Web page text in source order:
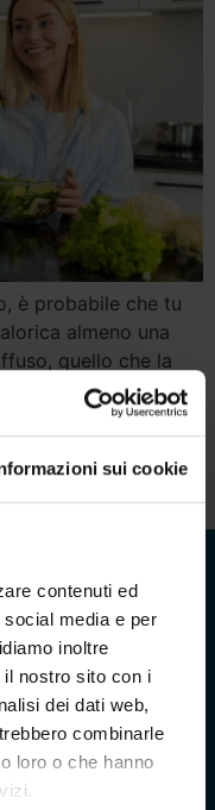
sui cookie
contenuti ed
media e per
inoltre
nostro sito con i
dei dati web,
combinarle
loro o che hanno
è probabile che tu
almeno una
quello che la
automaticamente
esiste
[…]